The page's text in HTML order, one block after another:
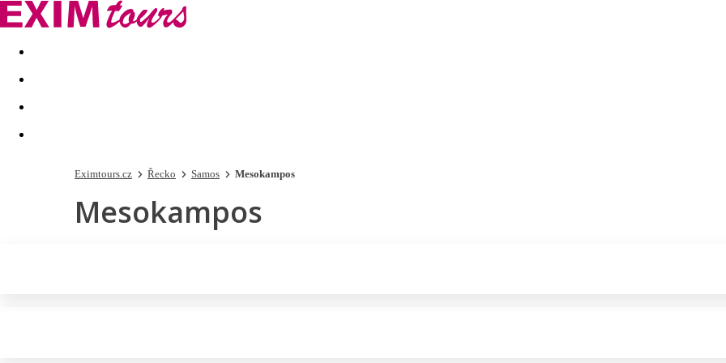
Akční nabídky Last minute
Eximtours.cz Řecko Samos Mesokampos
Mesokampos